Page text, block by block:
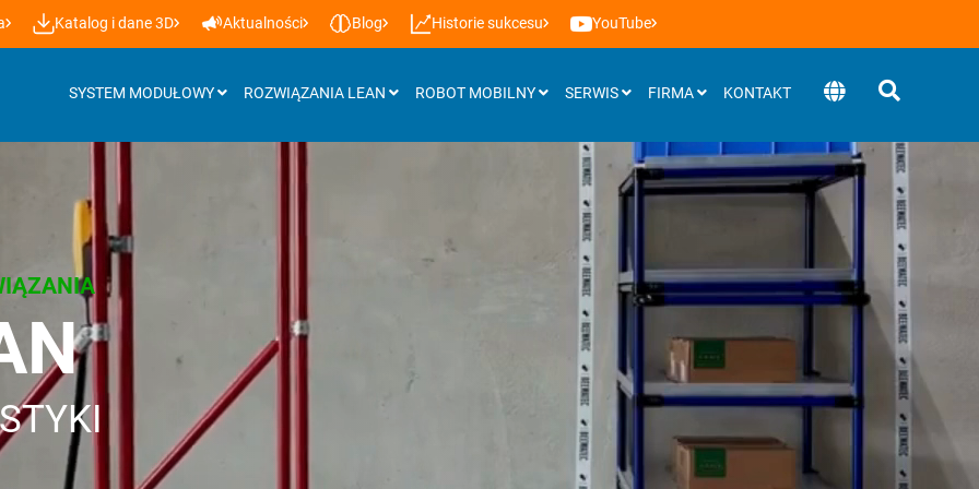
Katalog i dane 3D Aktualności Blog Historie sukcesu YouTube
SYSTEM MODUŁOWY
Szyny rolkowe
Stopy i kółka poziomujące
Płyty
Oświetlenie miejsca pracy
Technologia podnoszenia
Akcesoria uzupełniające
Oprogramowanie
BEEVisio (oprogramowanie 3D)
ROZWIĄZANIA LEAN ROBOT MOBILNY SERWIS FIRMA KONTAKT